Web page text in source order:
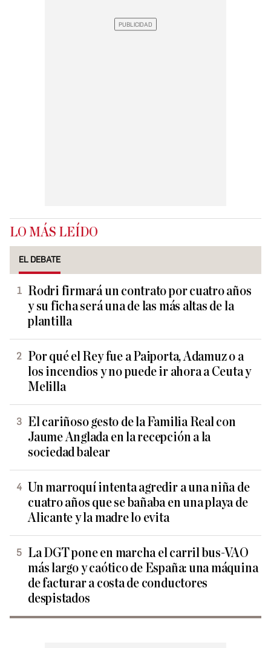
LO MÁS LEÍDO
EL DEBATE
Rodri firmará un contrato por cuatro años
y su ficha será una de las más altas de la
plantilla
Por qué el Rey fue a Paiporta, Adamuz o a
los incendios y no puede ir ahora a Ceuta y
Melilla
El cariñoso gesto de la Familia Real con
Jaume Anglada en la recepción a la
sociedad balear
Un marroquí intenta agredir a una niña de
cuatro años que se bañaba en una playa de
Alicante y la madre lo evita
La DGT pone en marcha el carril bus-VAO
más largo y caótico de España: una máquina
de facturar a costa de conductores
despistados